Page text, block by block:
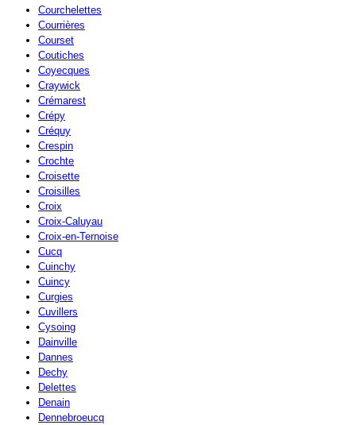
Courchelettes
Courrières
Courset
Coutiches
Coyecques
Craywick
Crémarest
Crépy
Créquy
Crespin
Crochte
Croisette
Croisilles
Croix
Croix-Caluyau
Croix-en-Ternoise
Cucq
Cuinchy
Cuincy
Curgies
Cuvillers
Cysoing
Dainville
Dannes
Dechy
Delettes
Denain
Dennebroeucq